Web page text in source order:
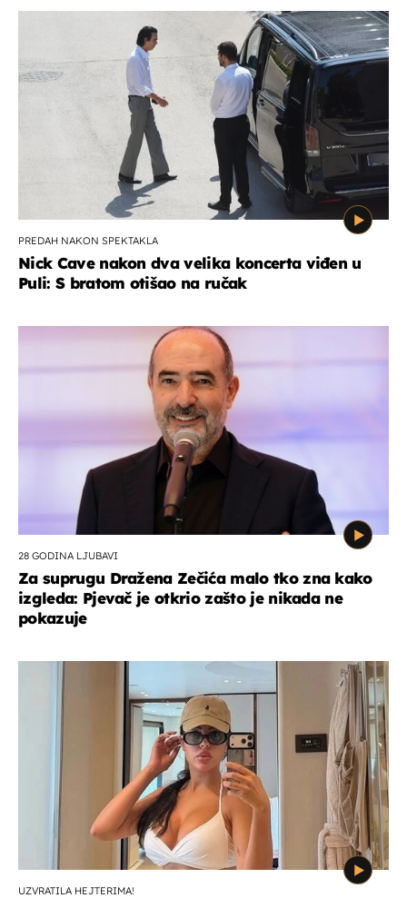
PREDAH NAKON SPEKTAKLA
Nick Cave nakon dva velika koncerta viđen u
Puli: S bratom otišao na ručak
28 GODINA LJUBAVI
Za suprugu Dražena Zečića malo tko zna kako
izgleda: Pjevač je otkrio zašto je nikada ne
pokazuje
UZVRATILA HEJTERIMA!